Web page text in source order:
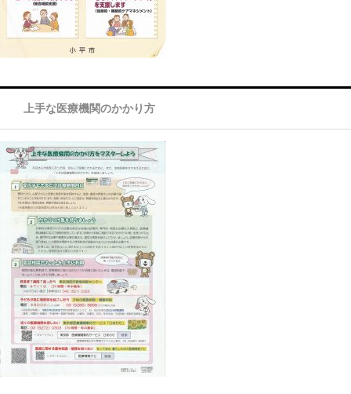
上手な医療機関のかかり方